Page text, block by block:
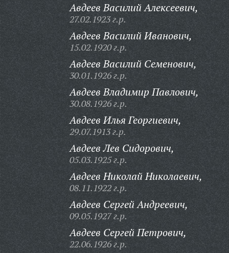
Авдеев Василий Алексеевич,
27.02.1923 г.р.
Авдеев Василий Иванович,
15.02.1920 г.р.
Авдеев Василий Семенович,
30.01.1926 г.р.
Авдеев Владимир Павлович,
30.08.1926 г.р.
Авдеев Илья Георгиевич,
29.07.1913 г.р.
Авдеев Лев Сидорович,
05.03.1925 г.р.
Авдеев Николай Николаевич,
08.11.1922 г.р.
Авдеев Сергей Андреевич,
09.05.1927 г.р.
Авдеев Сергей Петрович,
22.06.1926 г.р.